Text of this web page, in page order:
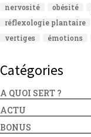
nervosité
obésité
réflexologie plantaire
vertiges
émotions
Catégories
A QUOI SERT ?
ACTU
BONUS